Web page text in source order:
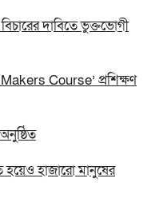
দাবিতে ভুক্তভোগী
Course’ প্রশিক্ষণ
হাজারো মানুষের